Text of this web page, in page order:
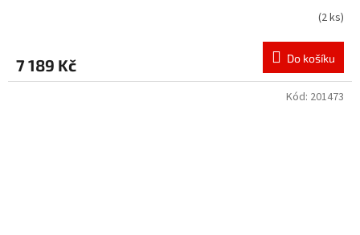
(2 ks)
7 189 Kč Do košíku
Kód: 201473